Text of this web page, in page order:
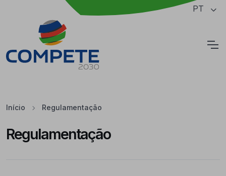
Saltar para o conteúdo principal da página PT
Início Regulamentação
Regulamentação
Regulamentação